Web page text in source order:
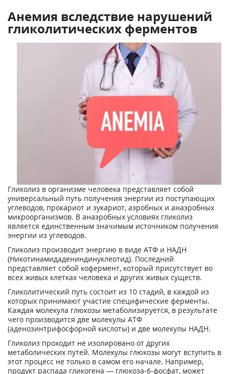
Анемия вследствие нарушений
гликолитических ферментов
Гликолиз в организме человека представляет собой
универсальный путь получения энергии из поступающих
углеводов, прокариот и эукариот, аэробных и анаэробных
микроорганизмов. В анаэробных условиях гликолиз
является единственным значимым источником получения
энергии из углеводов.
Гликолиз производит энергию в виде АТФ и НАДН
(Никотинамидадениндинуклеотид). Последний
представляет собой кофермент, который присутствует во
всех живых клетках человека и других живых существ.
Гликолитический путь состоит из 10 стадий, в каждой из
которых принимают участие специфические ферменты.
Каждая молекула глюкозы метаболизируется, в результате
чего производится две молекулы АТФ
(аденозинтрифосфорной кислоты) и две молекулы НАДН.
Гликолиз проходит не изолировано от других
метаболических путей. Молекулы глюкозы могут вступить в
этот процесс не только в самом его начале. Например,
продукт распада гликогена — глюкоза-6-фосфат, может